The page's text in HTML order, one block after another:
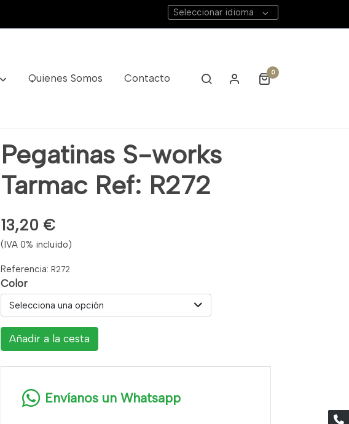
Seleccionar idioma
Quienes Somos Contacto 0
Pegatinas S-works
Tarmac Ref: R272
13,20 €
(IVA 0% incluido)
Referencia: R272
Color
Selecciona una opción
Añadir a la cesta
Envíanos un Whatsapp